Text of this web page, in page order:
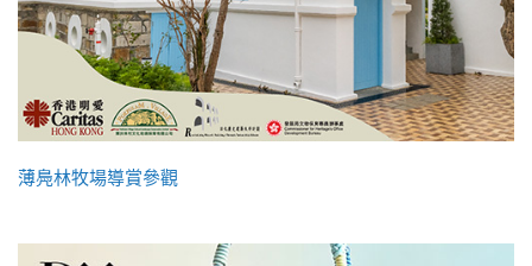
薄鳧林牧場導賞參觀